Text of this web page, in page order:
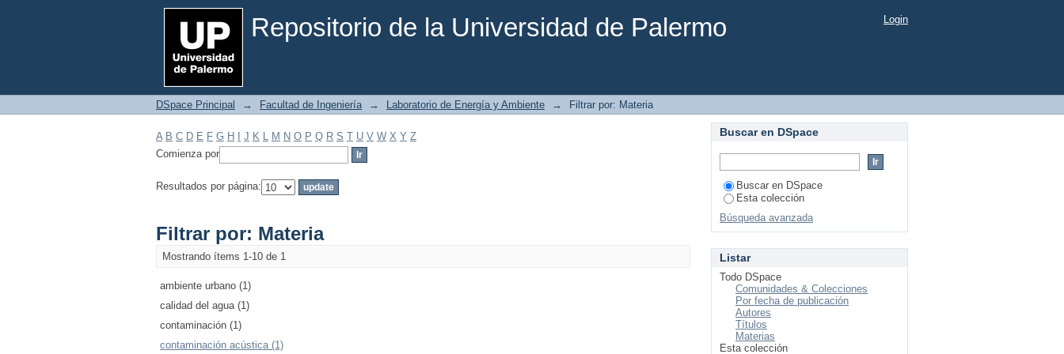
Repositorio de la Universidad de Palermo
Filtrar por: Materia Login
DSpace Principal → Facultad de Ingeniería → Laboratorio de Energía y Ambiente → Filtrar por: Materia
A B C D E F G H J K L M N O P Q R S T U V W X Y Z
Comienza por
Resultados por página:
Filtrar por: Materia
Mostrando ítems 1-10 de 1
ambiente urbano (1)
calidad del agua (1)
contaminación (1)
contaminación acústica (1)
Buscar en DSpace
Buscar en DSpace
Esta colección
Búsqueda avanzada
Listar
Todo DSpace
Comunidades & Colecciones
Por fecha de publicación
Autores
Títulos
Materias
Esta colección